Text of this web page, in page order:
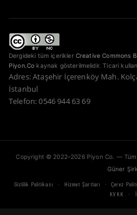
Dergideki tüm içerikler Creative Commons
Piyon.Co kaynak gösterilmelidir. Ticari
Adres: Ataşehir İçerenköy Mah.
İstanbul
Telefon: 0546 944 63 69
Copyright © 2022–2026 Piyon Co. — Tüm
Güner
Gizlilik Politikası · Hizmet Şartları · Çerez
KVKK ·